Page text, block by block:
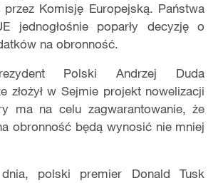
przez Komisję Europejską. Państwa
jednogłośnie poparły decyzję o
na obronność.
Polski Andrzej Duda
złożył w Sejmie projekt nowelizacji
ma na celu zagwarantowanie, że
obronność będą wynosić nie mniej
polski premier Donald Tusk